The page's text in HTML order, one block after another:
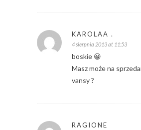
KAROLAA .
4 sierpnia 2013 at 11:53
boskie 😀
Masz może na
vansy ?
RAGIONE